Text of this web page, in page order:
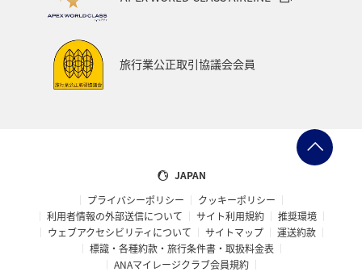
旅行業公正取引協議会会員
JAPAN
プライバシーポリシー
クッキーポリシー
利用者情報の外部送信について
サイト利用規約
推奨環境
ウェブアクセシビリティについて
サイトマップ
運送約款
標識・各種約款・旅行条件書・取扱料金表
ANAマイレージクラブ会員規約